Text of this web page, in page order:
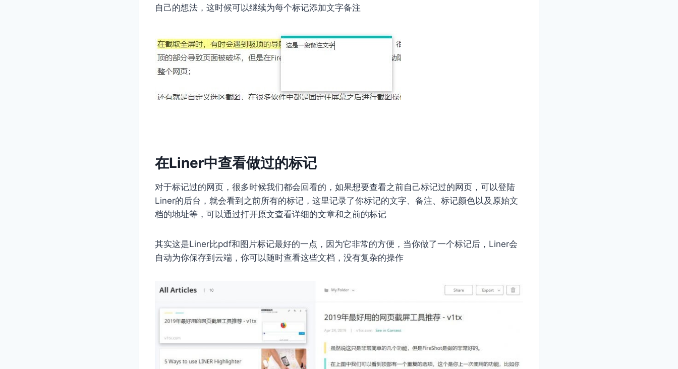
自己的想法，这时候可以继续为每个标记添加文字备注
在Liner中查看做过的标记
对于标记过的网页，很多时候我们都会回看的，如果想要查看之前自己标记过的网页，可以登陆
Liner的后台，就会看到之前所有的标记，这里记录了你标记的文字、备注、标记颜色以及原始文
档的地址等，可以通过打开原文查看详细的文章和之前的标记
其实这是Liner比pdf和图片标记最好的一点，因为它非常的方便，当你做了一个标记后，Liner会
自动为你保存到云端，你可以随时查看这些文档，没有复杂的操作